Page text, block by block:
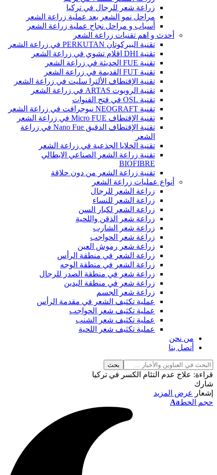
زراعة شعر للرجال في تركيا
مراحل نمو الشعر بعد عملية زراعة الشعر
أسباب و مراحل نجاح عملية زراعة الشعر
أحدث و اهم تقنيات زراعة الشعر
تقنية البيركوتان PERKUTAN في زراعة الشعر
تقنية DHI اقلام تشوي في زراعة الشعر
تقنية FUE الحديثة في زراعة الشعر
تقنية FUT القديمة في زراعة الشعر
تقنية الإقتطاف الألترا سليت في زراعة الشعر
تقنية الروبوت ARTAS في زراعة الشعر
تقنية OSL في فتح القنوات
تقنية NEOGRAFT نيوجرافت في زراعة الشعر
تقنية الإقتطاف Micro FUE في زراعة الشعر
تقنية الإقتطاف الدقيق Nano Fue في زراعة
الشعر
تقنية الخلايا الجذعية في زراعة الشعر
تقنية زراعة الشعر الصناعي الايطالي
BIOFIBRE
تقنية زراعة الشعر من دون حلاقة
أنواع عمليات زراعة الشعر
زراعة الشعر للرجال
زراعة الشعر للنساء
زراعة الشعر لكبار السن
زراعة شعر الذقن واللحية
زراعة شعر الشارب
زراعة شعر الحواجب
زراعة شعر رموش العين
زراعة الشعر في منطقة الرأس
زراعة الشعر في منطقة الوجه
زراعة شعر في منطقة الصدر للرجال
زراعة شعر في منطقة اليدين
زراعة شعر الجسم
عملية تكثيف الشعر في مقدمة الرأس
عملية تكثيف شعر الحواجب
عملية تكثيف شعر الشنب
عملية تكثيف شعر اللحية
من نحن
أتصل بنا
قراءة: علاج عدم التئام الكسر في تركيا
شارك
إشعار
عرض المزيد
حجم الخطAa